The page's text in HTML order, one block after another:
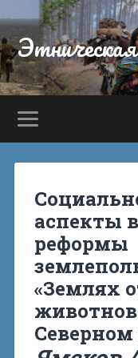
аспекты
реформы
«Землях
Северном